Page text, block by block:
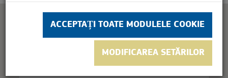
Do you own this website? OK
ACCEPTAȚI TOATE MODULELE COOKIE
MODIFICAREA SETĂRILOR